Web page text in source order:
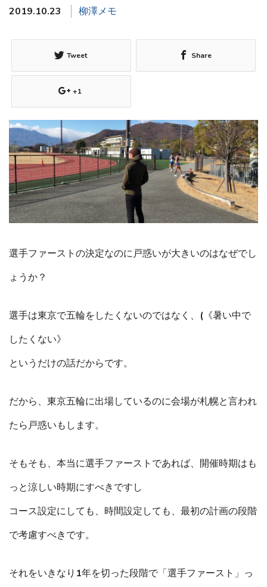
2019.10.23 柳澤メモ
Tweet Share
+1
選手ファーストの決定なのに戸惑いが大きいのはなぜでし
ょうか？
選手は東京で五輪をしたくないのではなく、(《暑い中で
したくない》
というだけの話だからです。
だから、東京五輪に出場しているのに会場が札幌と言われ
たら戸惑いもします。
そもそも、本当に選手ファーストであれば、開催時期はも
っと涼しい時期にすべきですし
コース設定にしても、時間設定しても、最初の計画の段階
で考慮すべきです。
それをいきなり1年を切った段階で「選手ファースト」っ